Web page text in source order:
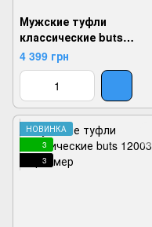
Мужские туфли
классические buts
1200380, Синий, 40,
2924180833921
4 399 грн
НОВИНКА
3
3